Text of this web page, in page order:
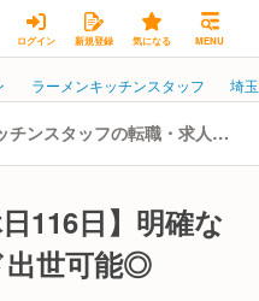
ログイン 新規登録 気になる MENU
ラーメンキッチンスタッフ 埼
ンスタッフの転職・求人情
116日】明確な
出世可能◎